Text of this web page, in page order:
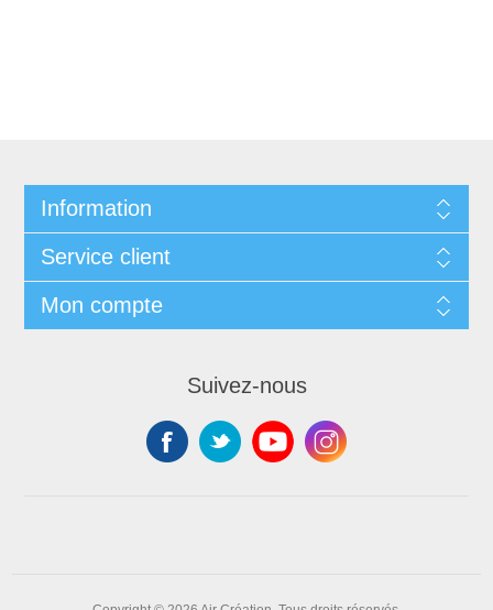
Information
Service client
Mon compte
Suivez-nous